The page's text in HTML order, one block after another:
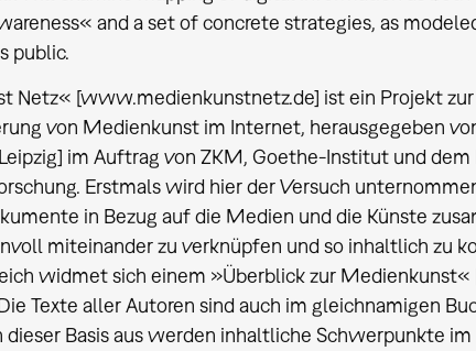
and a set of concrete strategies, as
public.
Netz« [www.medienkunstnetz.de] ist ein Projekt
von Medienkunst im Internet, herausgegeben
im Auftrag von ZKM, Goethe-Institut und
Erstmals wird hier der Versuch
in Bezug auf die Medien und die Künste
miteinander zu verknüpfen und so inhaltlich zu
widmet sich einem »Überblick zur
Texte aller Autoren sind auch im gleichnamigen
dieser Basis aus werden inhaltliche Schwerpunkte im